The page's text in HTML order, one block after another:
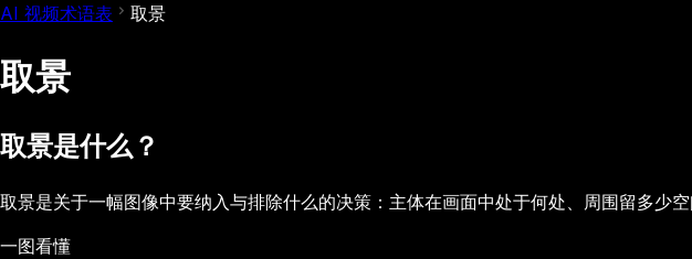
AI 视频术语表 取景
取景
取景是什么？
取景是关于一幅图像中要纳入与排除什么的决策：主体在画面中处于何处、周围留多少
一图看懂